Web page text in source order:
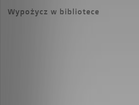
Wypożycz w bibliotece